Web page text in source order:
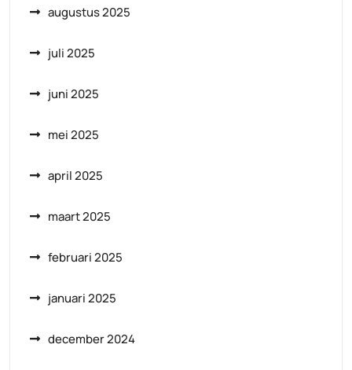
augustus 2025
juli 2025
juni 2025
mei 2025
april 2025
maart 2025
februari 2025
januari 2025
december 2024